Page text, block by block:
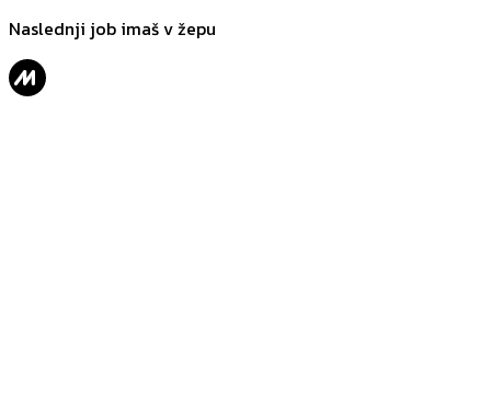
Naslednji job imaš v žepu